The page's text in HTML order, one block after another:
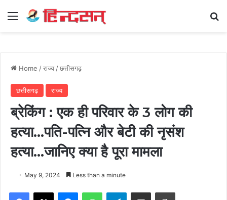
Menu
Home /राज्य /छत्तीसगढ़
छत्तीसगढ़ राज्य
ब्रेकिंग : एक ही परिवार के 3 लोग की
हत्या…पति-पत्नि और बेटी की नृसंश
हत्या…जानिए क्या है पूरा मामला
May 9, 2024 Less than a minute
Facebook
X MessengerWhatsAppTelegramShare via Email Print